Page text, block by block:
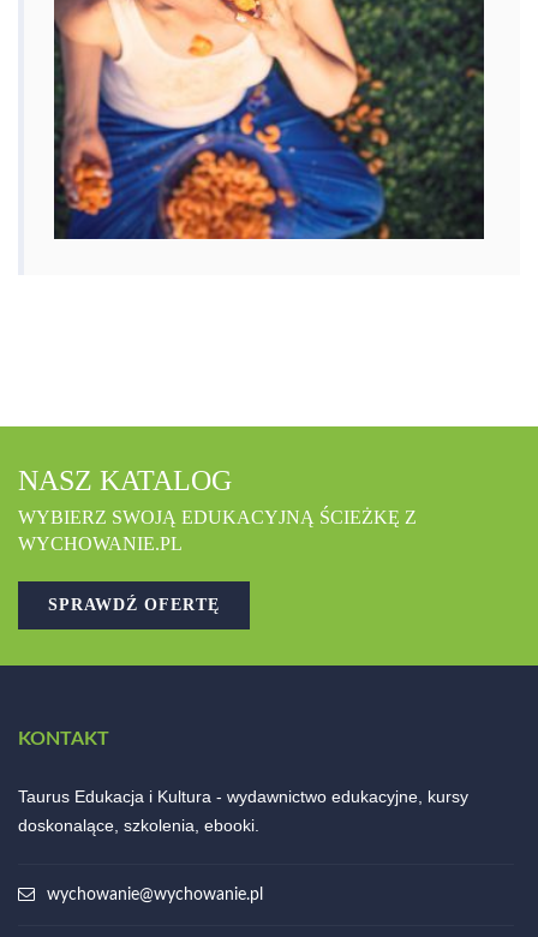
NASZ KATALOG
WYBIERZ SWOJĄ EDUKACYJNĄ ŚCIEŻKĘ Z
WYCHOWANIE.PL
SPRAWDŹ OFERTĘ
KONTAKT
Taurus Edukacja i Kultura - wydawnictwo edukacyjne, kursy
doskonalące, szkolenia, ebooki.
wychowanie@wychowanie.pl